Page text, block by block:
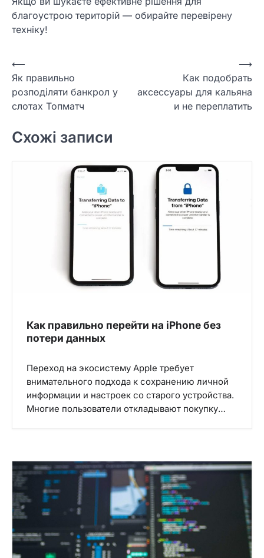
благоустрою територій — обирайте перевірену
техніку!
Навігація
записів
⟵
Як правильно
розподіляти банкрол у
слотах Топматч
Как подобрать
аксессуары для кальяна
и не переплатить
⟶
Схожі записи
Как правильно перейти на iPhone без
потери данных
Переход на экосистему Apple требует
внимательного подхода к сохранению личной
информации и настроек со старого устройства.
Многие пользователи откладывают покупку…